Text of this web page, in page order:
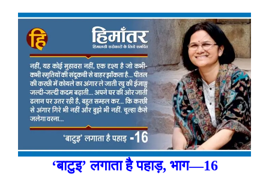
‘बाटुइ’ लगाता है पहाड़, भाग—16